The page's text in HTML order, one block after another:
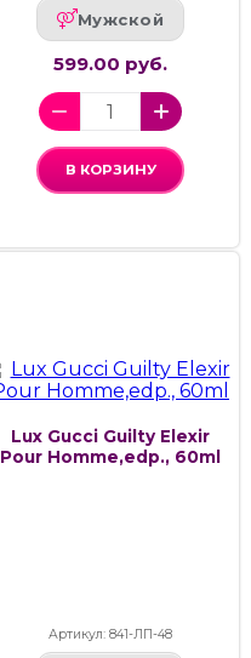
Мужской
599.00 руб.
В КОРЗИНУ
Lux Gucci Guilty Elexir
Pour Homme,edp., 60ml
Артикул: 841-ЛП-48